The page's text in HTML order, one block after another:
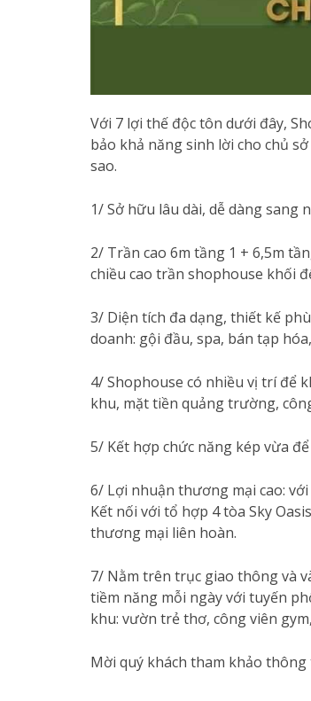
Với 7 lợi thế độc tôn dưới đây,
bảo khả năng sinh lời cho chủ
sao.
1/ Sở hữu lâu dài, dễ dàng
2/ Trần cao 6m tầng 1 + 6,5m
chiều cao trần shophouse khối
3/ Diện tích đa dạng, thiết kế
doanh: gội đầu, spa, bán tạp
4/ Shophouse có nhiều vị trí để
khu, mặt tiền quảng trường,
5/ Kết hợp chức năng kép vừa
6/ Lợi nhuận thương mại cao:
Kết nối với tổ hợp 4 tòa Sky
thương mại liên hoàn.
7/ Nằm trên trục giao thông và
tiềm năng mỗi ngày với tuyến
khu: vườn trẻ thơ, công viên
Mời quý khách tham khảo thông